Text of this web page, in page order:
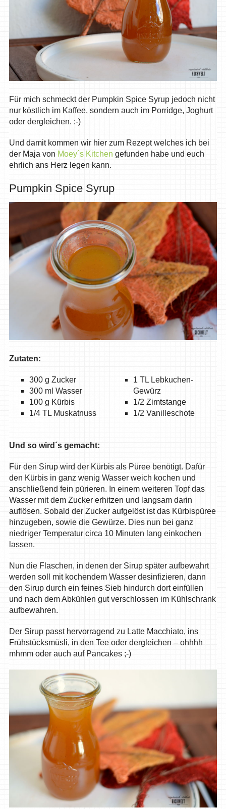
Für mich schmeckt der Pumpkin Spice Syrup jedoch nicht
nur köstlich im Kaffee, sondern auch im Porridge, Joghurt
oder dergleichen. :-)
Und damit kommen wir hier zum Rezept welches ich bei
der Maja von Moey´s Kitchen gefunden habe und euch
ehrlich ans Herz legen kann.
Pumpkin Spice Syrup
Zutaten:
300 g Zucker
300 ml Wasser
100 g Kürbis
1/4 TL Muskatnuss
1 TL Lebkuchen-
Gewürz
1/2 Zimtstange
1/2 Vanilleschote
Und so wird´s gemacht:
Für den Sirup wird der Kürbis als Püree benötigt. Dafür
den Kürbis in ganz wenig Wasser weich kochen und
anschließend fein pürieren. In einem weiteren Topf das
Wasser mit dem Zucker erhitzen und langsam darin
auflösen. Sobald der Zucker aufgelöst ist das Kürbispüree
hinzugeben, sowie die Gewürze. Dies nun bei ganz
niedriger Temperatur circa 10 Minuten lang einkochen
lassen.
Nun die Flaschen, in denen der Sirup später aufbewahrt
werden soll mit kochendem Wasser desinfizieren, dann
den Sirup durch ein feines Sieb hindurch dort einfüllen
und nach dem Abkühlen gut verschlossen im Kühlschrank
aufbewahren.
Der Sirup passt hervorragend zu Latte Macchiato, ins
Frühstücksmüsli, in den Tee oder dergleichen – ohhhh
mhmm oder auch auf Pancakes ;-)